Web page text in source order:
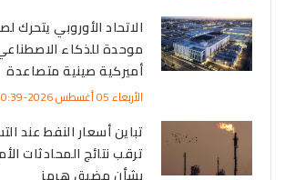
الاتحاد الأوروبي يتحرك
موحدة للذكاء
أميركية صينية متصاعدة
الأربعاء 05 أغسطس 2026-10:39
تباين أسعار النفط عند
ترقب نتائج المحادثات
بشأن مضيق هرمز